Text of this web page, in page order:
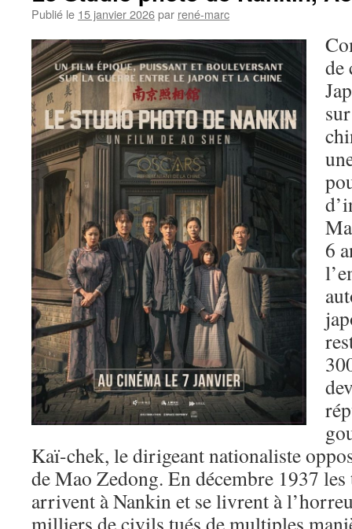
Publié le 15 janvier 2026par rené-marc
de
6
Kaï-chek, le dirigeant nationaliste
de Mao Zedong. En décembre 1937
arrivent à Nankin et se livrent à
milliers de civils tués de multiples